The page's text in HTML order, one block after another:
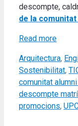
descompte,
de la
Read more
Categories
Arquitectura,
Sostenibilitat,
comunitat
descompte
promocions,